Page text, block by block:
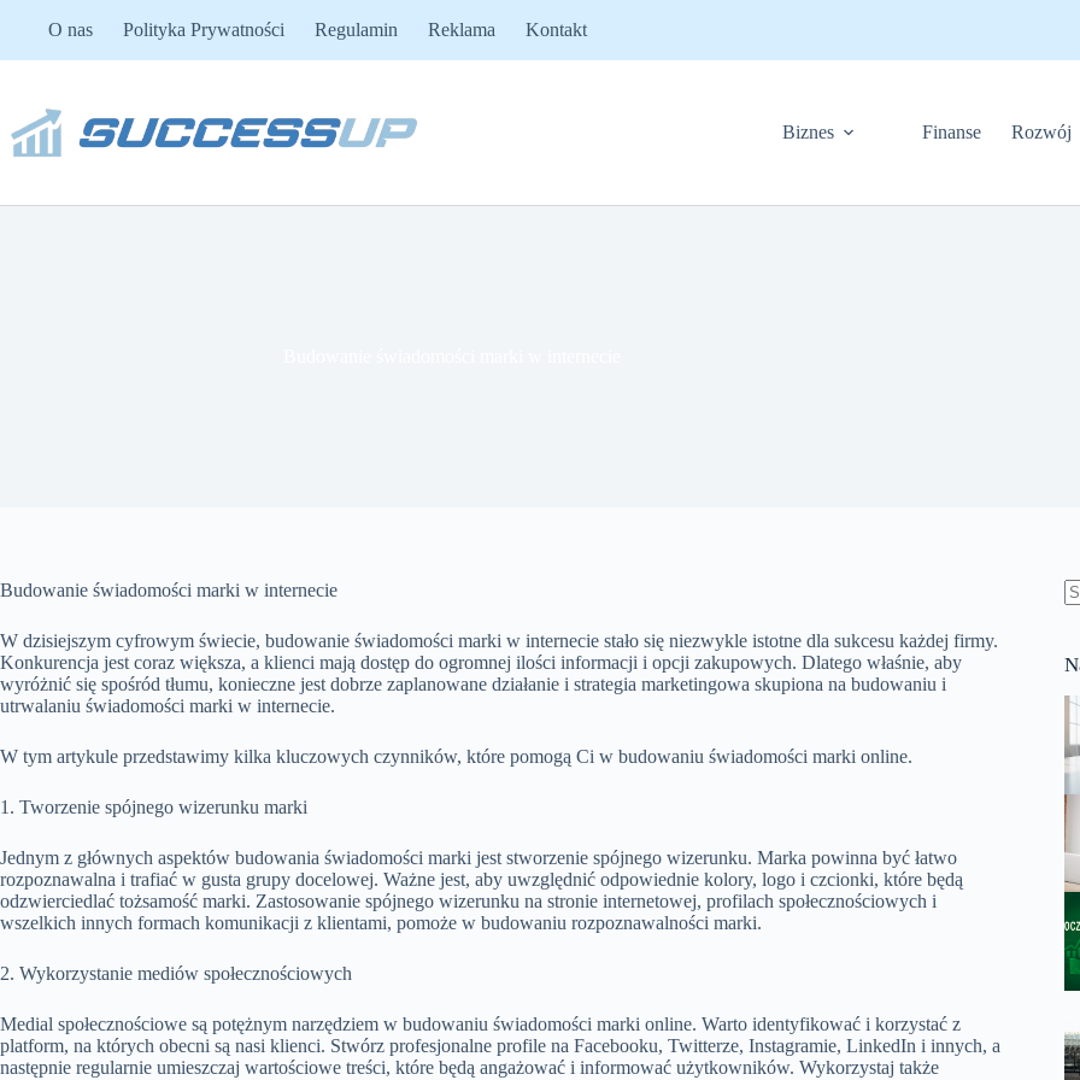
O nas Polityka Prywatności Regulamin Reklama Kontakt
Biznes Finanse Rozwój
Budowanie świadomości marki w internecie
W dzisiejszym cyfrowym świecie, budowanie świadomości marki w internecie stało się niezwykle istotne dla sukcesu każdej firmy.
Konkurencja jest coraz większa, a klienci mają dostęp do ogromnej ilości informacji i opcji zakupowych. Dlatego właśnie, aby
wyróżnić się spośród tłumu, konieczne jest dobrze zaplanowane działanie i strategia marketingowa skupiona na budowaniu i
utrwalaniu świadomości marki w internecie.
W tym artykule przedstawimy kilka kluczowych czynników, które pomogą Ci w budowaniu świadomości marki online.
1. Tworzenie spójnego wizerunku marki
Jednym z głównych aspektów budowania świadomości marki jest stworzenie spójnego wizerunku. Marka powinna być łatwo
rozpoznawalna i trafiać w gusta grupy docelowej. Ważne jest, aby uwzględnić odpowiednie kolory, logo i czcionki, które będą
odzwierciedlać tożsamość marki. Zastosowanie spójnego wizerunku na stronie internetowej, profilach społecznościowych i
wszelkich innych formach komunikacji z klientami, pomoże w budowaniu rozpoznawalności marki.
2. Wykorzystanie mediów społecznościowych
Medial społecznościowe są potężnym narzędziem w budowaniu świadomości marki online. Warto identyfikować i korzystać z
platform, na których obecni są nasi klienci. Stwórz profesjonalne profile na Facebooku, Twitterze, Instagramie, LinkedIn i innych, a
następnie regularnie umieszczaj wartościowe treści, które będą angażować i informować użytkowników. Wykorzystaj także